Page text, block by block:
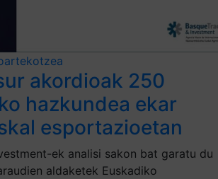
akordioak 250
hazkundea ekar
esportazioetan
ek analisi sakon bat garatu du
aldaketek Euskadiko